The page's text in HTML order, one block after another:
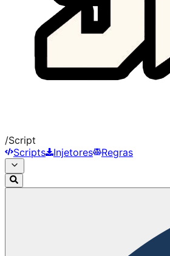
/Script
Scripts
Injetores Regras